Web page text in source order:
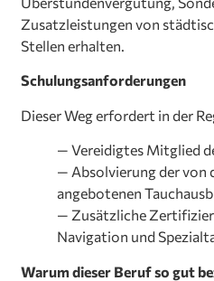
Zusatzleistungen von
Stellen erhalten.
Schulungsanforderungen
Dieser Weg erfordert in der
— Vereidigtes Mitglied
— Absolvierung der von
angebotenen
— Zusätzliche
Navigation und
Warum dieser Beruf so gut